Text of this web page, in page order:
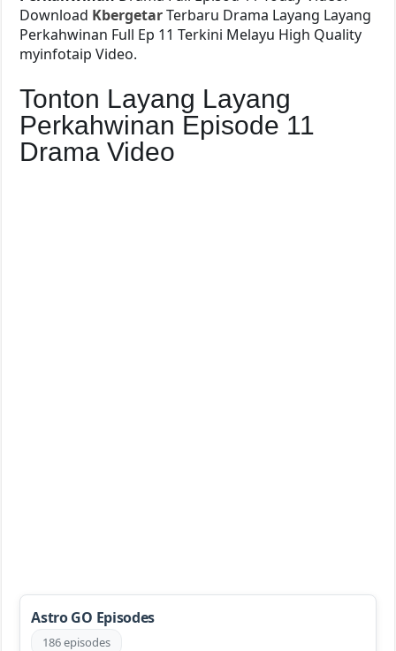
Download KbergetarTerbaru Drama Layang Layang
Perkahwinan Full Ep 11 Terkini Melayu High Quality
myinfotaip Video.
Tonton Layang Layang
Perkahwinan Episode 11
Drama Video
Astro GO Episodes
186 episodes